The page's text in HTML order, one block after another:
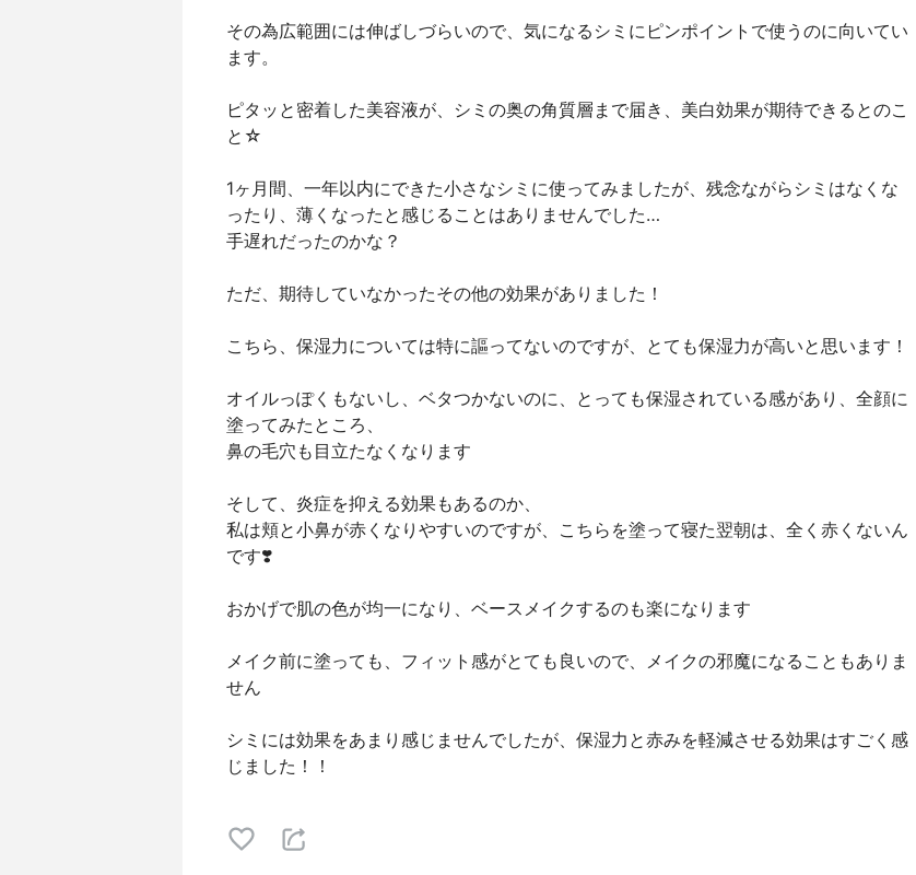
その為広範囲には伸ばしづらいので、気になるシミにピンポイントで使うのに向いてい
ます。
ピタッと密着した美容液が、シミの奥の角質層まで届き、美白効果が期待できるとのこ
と☆
1ヶ月間、一年以内にできた小さなシミに使ってみましたが、残念ながらシミはなくな
ったり、薄くなったと感じることはありませんでした…
手遅れだったのかな？
ただ、期待していなかったその他の効果がありました！
こちら、保湿力については特に謳ってないのですが、とても保湿力が高いと思います！
オイルっぽくもないし、ベタつかないのに、とっても保湿されている感があり、全顔に
塗ってみたところ、
鼻の毛穴も目立たなくなります
そして、炎症を抑える効果もあるのか、
私は頬と小鼻が赤くなりやすいのですが、こちらを塗って寝た翌朝は、全く赤くないん
です❣️
おかげで肌の色が均一になり、ベースメイクするのも楽になります
メイク前に塗っても、フィット感がとても良いので、メイクの邪魔になることもありま
せん
シミには効果をあまり感じませんでしたが、保湿力と赤みを軽減させる効果はすごく感
じました！！